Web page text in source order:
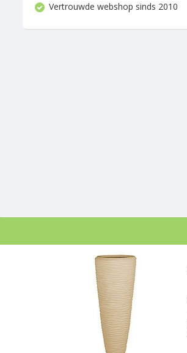
Vertrouwde webshop sinds 2010